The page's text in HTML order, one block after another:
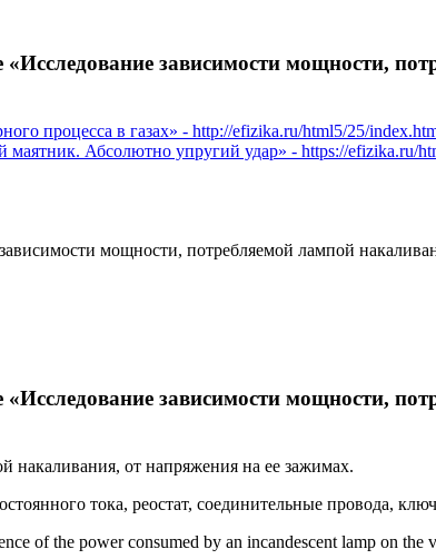
зависимости мощности,
процесса в газах» - http://efizika.ru/html5/25/
маятник. Абсолютно упругий удар» - https://efizika.ru/
мощности, потребляемой лампой
зависимости мощности,
накаливания, от напряжения на ее зажимах.
тока, реостат, соединительные провода,
of the power consumed by an incandescent lamp on the